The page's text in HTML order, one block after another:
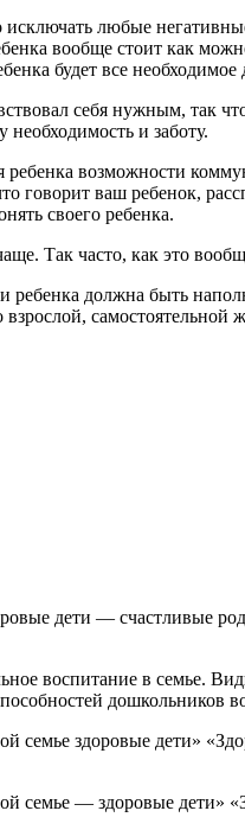
исключать любые
вообще стоит как
будет все
себя нужным, так
необходимость и заботу.
ребенка возможности
говорит ваш ребенок,
своего ребенка.
Так часто, как это
ребенка должна быть
самостоятельной
дети — счастливые
воспитание в
дошкольников
семье здоровые дети»
семье — здоровые дети»